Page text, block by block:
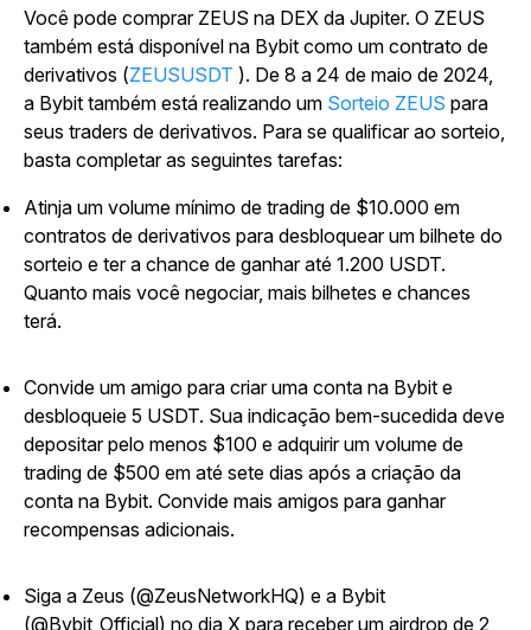
Você pode comprar ZEUS na DEX da Jupiter. O ZEUS
também está disponível na Bybit como um contrato de
derivativos (ZEUSUSDT ). De 8 a 24 de maio de 2024,
a Bybit também está realizando um Sorteio ZEUS para
seus traders de derivativos. Para se qualificar ao sorteio,
basta completar as seguintes tarefas:
Atinja um volume mínimo de trading de $10.000 em
contratos de derivativos para desbloquear um bilhete do
sorteio e ter a chance de ganhar até 1.200 USDT.
Quanto mais você negociar, mais bilhetes e chances
terá.
Convide um amigo para criar uma conta na Bybit e
desbloqueie 5 USDT. Sua indicação bem-sucedida deve
depositar pelo menos $100 e adquirir um volume de
trading de $500 em até sete dias após a criação da
conta na Bybit. Convide mais amigos para ganhar
recompensas adicionais.
Siga a Zeus (@ZeusNetworkHQ) e a Bybit
(@Bybit_Official) no dia X para receber um airdrop de 2